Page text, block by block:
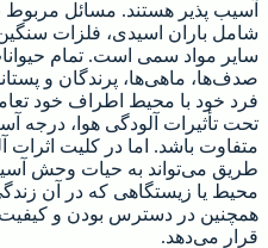
آسیب پذیر هستند. مسائل مربوط
سایر مواد سمی است. تمام
صدف‌ها، ماهی‌ها، پرندگان و
فرد خود با محیط اطراف خود
تحت تأثیرات آلودگی هوا،
متفاوت باشد. اما در کلیت
طریق می‌تواند به حیات وحش
محیط یا زیستگاهی که در آن
همچنین در دسترس بودن و
قرار می‌دهد.